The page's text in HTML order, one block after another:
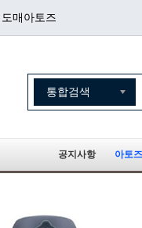
매아토즈
공지사항 아토